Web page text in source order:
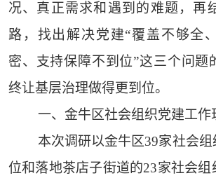
况、真正需求和遇到的难题，再
路，找出解决党建“覆盖不够全
密、支持保障不到位”这三个问题
终让基层治理做得更到位。
一、金牛区社会组织党建工作
本次调研以金牛区39家社会
位和落地茶店子街道的23家社会组